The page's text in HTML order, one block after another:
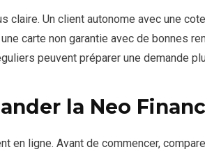
claire. Un client autonome avec une
carte non garantie avec de bonnes
peuvent préparer une demande
la Neo
en ligne. Avant de commencer,